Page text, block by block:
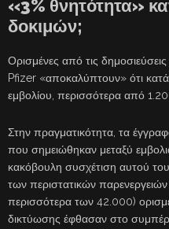
«3% θνητότητα»
δοκιμών;
Ορισμένες από τις δημοσιεύσεις
Pfizer «αποκαλύπτουν» ότι
εμβολίου, περισσότερα από
Στην πραγματικότητα, τα
που σημειώθηκαν μεταξύ
κακόβουλη συσχέτιση αυτού
των περιστατικών
περισσότερα των 42.000)
δικτύωσης έφθασαν στο